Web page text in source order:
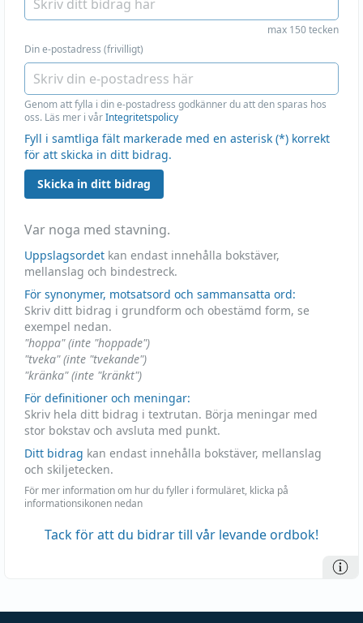
max 150 tecken
Din e-postadress (frivilligt)
Genom att fylla i din e-postadress godkänner du att den sparas hos
oss. Läs mer i vårIntegritetspolicy
Fyll i samtliga fält markerade med en asterisk (*) korrekt
för att skicka in ditt bidrag.
Skicka in ditt bidrag
Var noga med stavning.
Uppslagsordet kan endast innehålla bokstäver,
mellanslag och bindestreck.
För synonymer, motsatsord och sammansatta ord:
Skriv ditt bidrag i grundform och obestämd form, se
exempel nedan.
"hoppa" (inte "hoppade")
"tveka" (inte "tvekande")
"kränka" (inte "kränkt")
För definitioner och meningar:
Skriv hela ditt bidrag i textrutan. Börja meningar med
stor bokstav och avsluta med punkt.
Ditt bidrag kan endast innehålla bokstäver, mellanslag
och skiljetecken.
För mer information om hur du fyller i formuläret, klicka på
informationsikonen nedan
Tack för att du bidrar till vår levande ordbok!